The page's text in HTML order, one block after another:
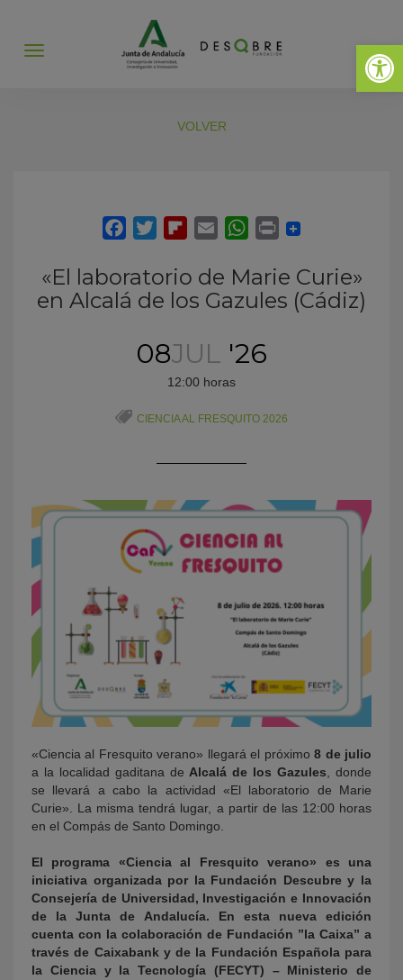
Abrir
Abrir
VOLVER
«El laboratorio de Marie Curie»
en Alcalá de los Gazules (Cádiz)
08JUL '26
12:00 horas
CIENCIA AL FRESQUITO 2026
«Ciencia al Fresquito verano» llegará el próximo8 de julio
a la localidad gaditana de Alcalá de los Gazules , donde
se llevará a cabo la actividad «El laboratorio de Marie
Curie». La misma tendrá lugar, a partir de las 12:00 horas
en el Compás de Santo Domingo.
El programa «Ciencia al Fresquito verano» es una
iniciativa organizada por la Fundación Descubre y la
Consejería de Universidad, Investigación e Innovación
de la Junta de Andalucía. En esta nueva edición
cuenta con la colaboración de Fundación ”la Caixa” a
través de Caixabank y de la Fundación Española para
la Ciencia y la Tecnología (FECYT) – Ministerio de